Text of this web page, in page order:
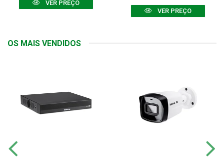
VER PREÇO
VER PREÇO
OS MAIS VENDIDOS